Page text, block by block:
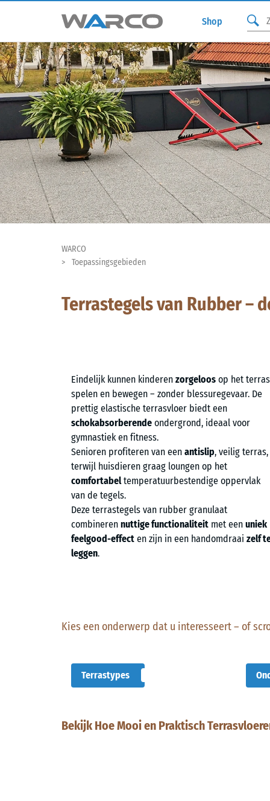
Shop
WARCO
Toepassingsgebieden
Terrastegels van Rubber –
Eindelijk kunnen kinderen zorgeloos op het terras
spelen en bewegen – zonder blessuregevaar. De
prettig elastische terrasvloer biedt een
schokabsorberende ondergrond, ideaal voor
gymnastiek en fitness.
Senioren profiteren van een antislip, veilig terras,
terwijl huisdieren graag loungen op het
comfortabeltemperatuurbestendige oppervlak
van de tegels.
Deze terrastegels van rubber granulaat
combineren nuttige functionaliteit met een uniek
feelgood-effect en zijn in een handomdraai zelf
leggen.
Kies een onderwerp dat u interesseert – of
Terrastypes
Bekijk Hoe Mooi en Praktisch